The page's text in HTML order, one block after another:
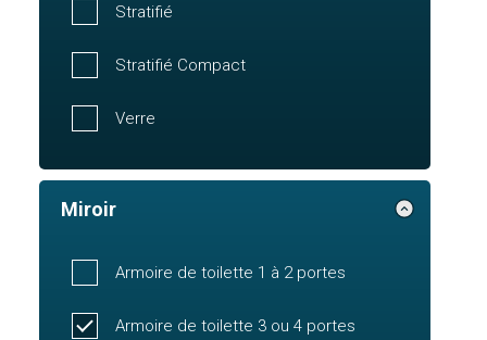
Stratifié
Stratifié Compact
Verre
Miroir
Armoire de toilette 1 à 2 portes
Armoire de toilette 3 ou 4 portes